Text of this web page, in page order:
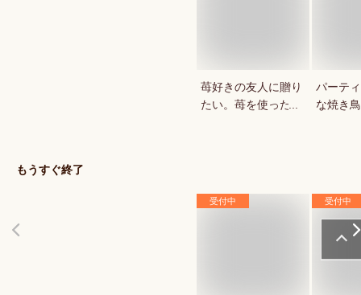
苺好きの友人に贈り
たい。苺を使ったお
パーテ
な焼き
もうすぐ終了
受付中 受付中